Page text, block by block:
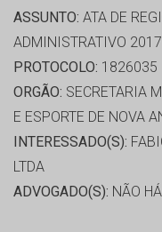
ASSUNTO: ATA DE
ADMINISTRATIVO 2017
PROTOCOLO: 1826035
ORGÃO: SECRETARIA
E ESPORTE DE NOVA
INTERESSADO(S):
LTDA
ADVOGADO(S): NÃO HÁ